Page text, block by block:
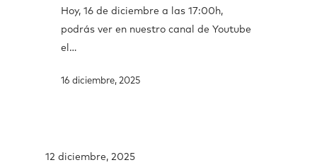
Hoy, 16 de diciembre a las 17:00h,
podrás ver en nuestro canal de Youtube
el…
16 diciembre, 2025
12 diciembre, 2025